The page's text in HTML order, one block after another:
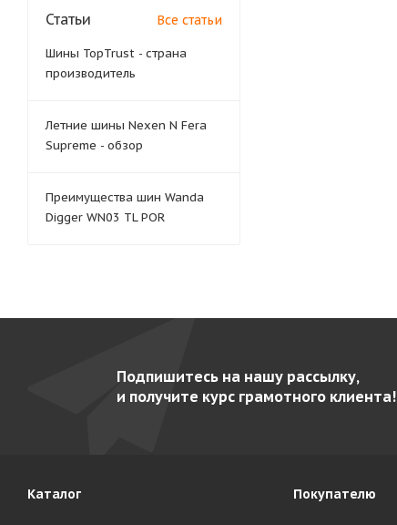
Статьи Все статьи
Шины TopTrust - страна
производитель
Летние шины Nexen N Fera
Supreme - обзор
Преимущества шин Wanda
Digger WN03 TL POR
Подпишитесь на нашу рассылку,
и получите курс грамотного клиента!
Каталог Покупателю